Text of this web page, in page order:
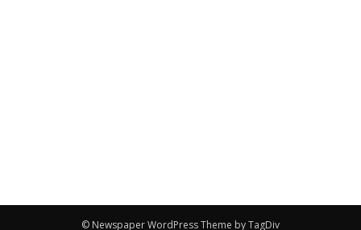
© Newspaper WordPress Theme by TagDiv